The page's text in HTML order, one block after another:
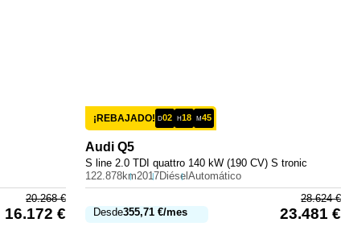
20.268€
16.172 €
¡REBAJADO! D02 H18 M45
Audi Q5
S line 2.0 TDI quattro 140 kW (190 CV) S tronic
122.878km2017DiéselAutomático
Desde355,71 €/mes
28.624€
23.481 €